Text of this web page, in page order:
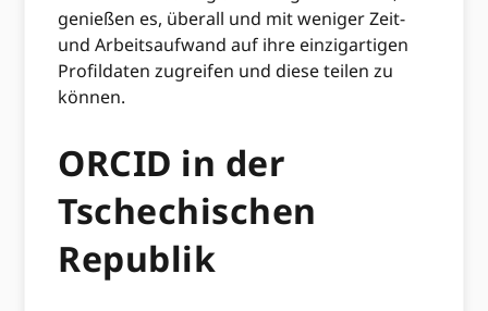
genießen es, überall und mit weniger Zeit-
und Arbeitsaufwand auf ihre einzigartigen
Profildaten zugreifen und diese teilen zu
können.
ORCID in der
Tschechischen
Republik